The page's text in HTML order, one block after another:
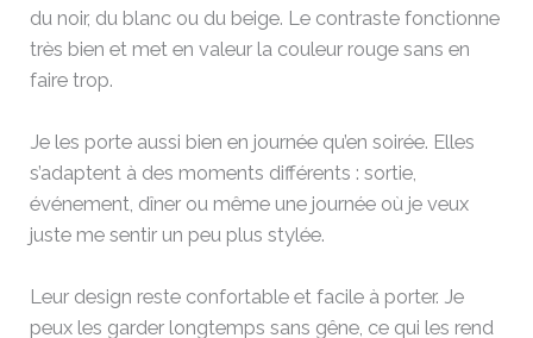
du noir, du blanc ou du beige. Le contraste fonctionne
très bien et met en valeur la couleur rouge sans en
faire trop.
Je les porte aussi bien en journée qu’en soirée. Elles
s’adaptent à des moments différents : sortie,
événement, dîner ou même une journée où je veux
juste me sentir un peu plus stylée.
Leur design reste confortable et facile à porter. Je
peux les garder longtemps sans gêne, ce qui les rend